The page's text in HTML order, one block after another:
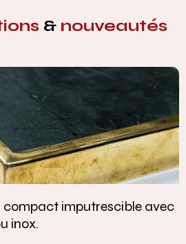
& nouveautés
compact imputrescible avec
inox.